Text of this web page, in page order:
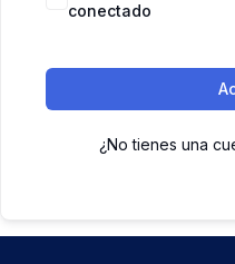
conectado
¿No tienes una